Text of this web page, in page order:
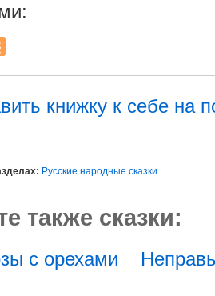
книжку к себе на
Русские народные сказки
также сказки:
с орехами